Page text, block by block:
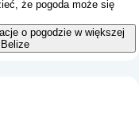
że pogoda może się
o pogodzie w większej